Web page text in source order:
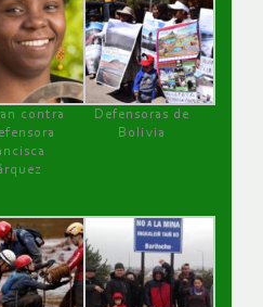
contra
Defensoras de
Bolivia